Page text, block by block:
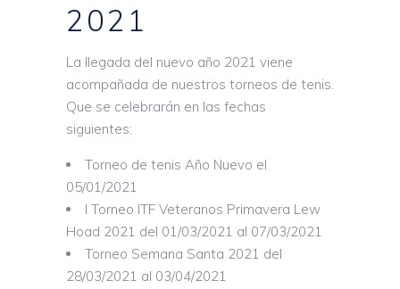
2021
La llegada del nuevo año 2021 viene
acompañada de nuestros torneos de tenis.
Que se celebrarán en las fechas
siguientes:
Torneo de tenis Año Nuevo el
05/01/2021
I Torneo ITF Veteranos Primavera Lew
Hoad 2021 del 01/03/2021 al 07/03/2021
Torneo Semana Santa 2021 del
28/03/2021 al 03/04/2021